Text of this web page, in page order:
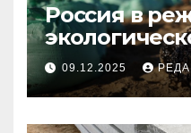
Россия в
09.12.2025